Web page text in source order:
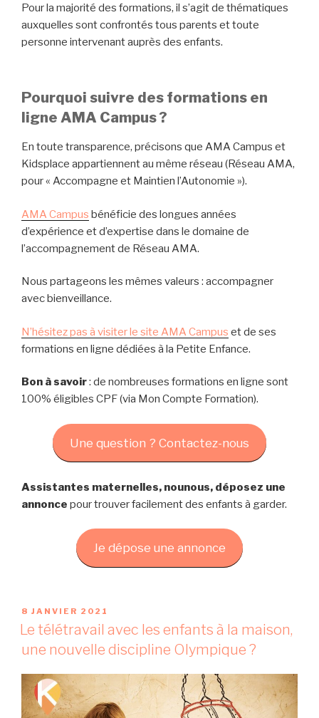
Pour la majorité des formations, il s’agit de thématiques
auxquelles sont confrontés tous parents et toute
personne intervenant auprès des enfants.
Pourquoi suivre des formations en
ligne AMA Campus ?
En toute transparence, précisons que AMA Campus et
Kidsplace appartiennent au même réseau (Réseau AMA,
pour « Accompagne et Maintien l’Autonomie »).
AMA Campus bénéficie des longues années
d’expérience et d’expertise dans le domaine de
l’accompagnement de Réseau AMA.
Nous partageons les mêmes valeurs : accompagner
avec bienveillance.
N’hésitez pas à visiter le site AMA Campus et de ses
formations en ligne dédiées à la Petite Enfance.
Bon à savoir: de nombreuses formations en ligne sont
100% éligibles CPF (via Mon Compte Formation).
Une question ? Contactez-nous
Assistantes maternelles, nounous, déposez une
annonce pour trouver facilement des enfants à garder.
Je dépose une annonce
P
U
B
L
É
E
8 JANVIER 2021
Le télétravail avec les enfants à la maison,
une nouvelle discipline Olympique ?